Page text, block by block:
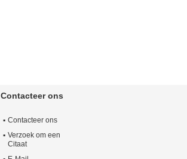
Contacteer ons
Contacteer ons
Verzoek om een
Citaat